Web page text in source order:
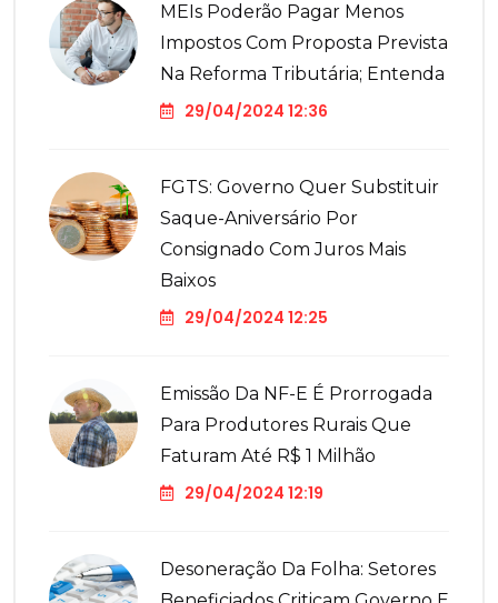
MEIs Poderão Pagar Menos
Impostos Com Proposta Prevista
Na Reforma Tributária; Entenda
29/04/2024 12:36
FGTS: Governo Quer Substituir
Saque-Aniversário Por
Consignado Com Juros Mais
Baixos
29/04/2024 12:25
Emissão Da NF-E É Prorrogada
Para Produtores Rurais Que
Faturam Até R$ 1 Milhão
29/04/2024 12:19
Desoneração Da Folha: Setores